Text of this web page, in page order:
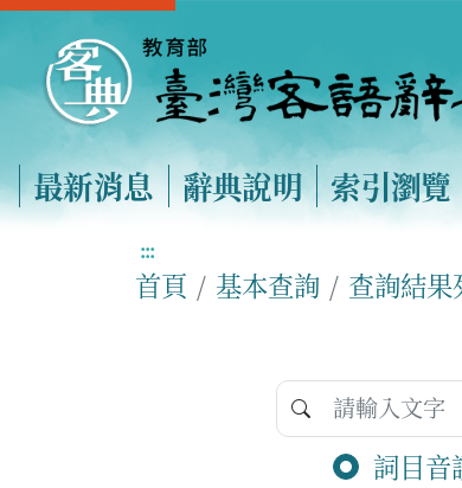
最新消息 辭典說明 索引瀏覽
:::
首頁 基本查詢 查詢結果
詞目音